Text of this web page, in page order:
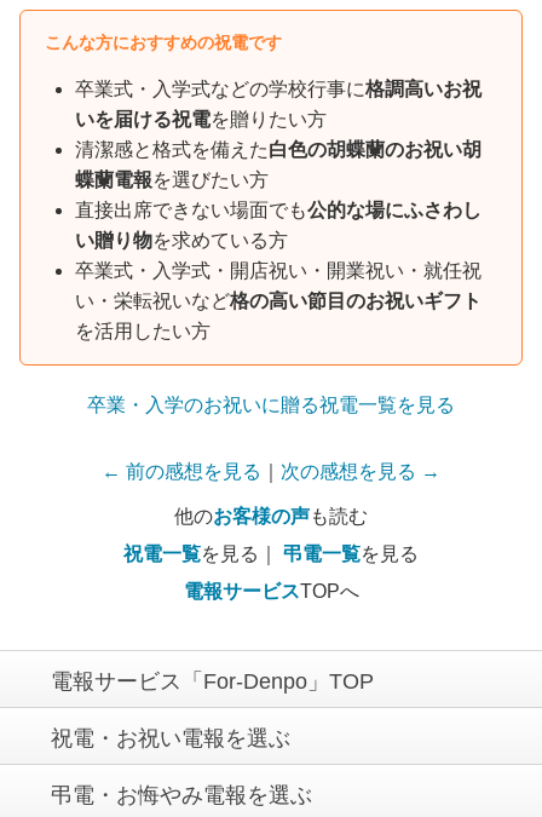
こんな方におすすめの祝電です
卒業式・入学式などの学校行事に格調高いお祝
いを届ける祝電を贈りたい方
清潔感と格式を備えた白色の胡蝶蘭のお祝い胡
蝶蘭電報を選びたい方
直接出席できない場面でも公的な場にふさわし
い贈り物を求めている方
卒業式・入学式・開店祝い・開業祝い・就任祝
い・栄転祝いなど格の高い節目のお祝いギフト
を活用したい方
卒業・入学のお祝いに贈る祝電一覧を見る
← 前の感想を見る 次の感想を見る →
他のお客様の声も読む
祝電一覧を見る｜ 弔電一覧を見る
電報サービスTOPへ
電報サービス「For-Denpo」TOP
祝電・お祝い電報を選ぶ
弔電・お悔やみ電報を選ぶ